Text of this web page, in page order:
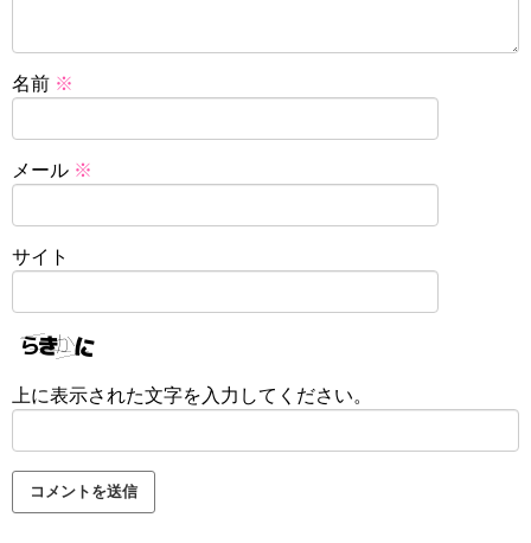
名前 ※
メール ※
サイト
上に表示された文字を入力してください。